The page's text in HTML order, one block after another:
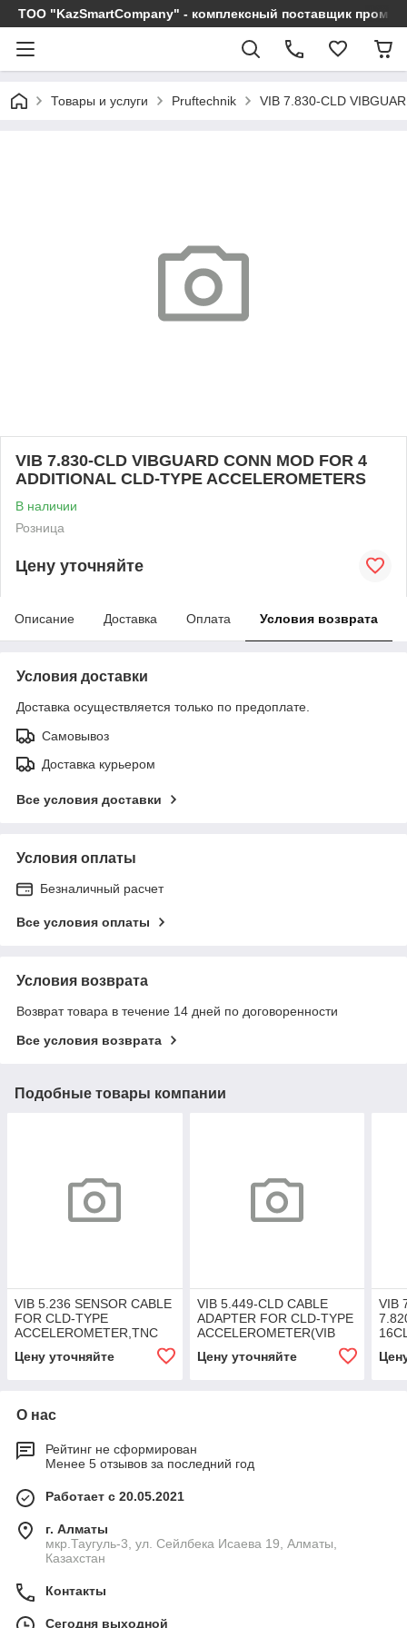
ТОО "KazSmartCompany" - комплексный поставщик
Товары и услуги Pruftechnik VIB 7.830-CLD
VIB 7.830-CLD VIBGUARD CONN MOD FOR 4
ADDITIONAL CLD-TYPE ACCELEROMETERS
В наличии
Розница
Цену уточняйте
Описание Доставка Оплата Условия возврата
Условия доставки
Доставка осуществляется только по предоплате.
Самовывоз
Доставка курьером
Все условия доставки
Условия оплаты
Безналичный расчет
Все условия оплаты
Условия возврата
Возврат товара в течение 14 дней по договоренности
Все условия возврата
Подобные товары компании
VIB 5.236 SENSOR CABLE
FOR CLD-TYPE
ACCELEROMETER,TNC
Цену уточняйте
VIB 5.449-CLD CABLE
ADAPTER FOR CLD-TYPE
ACCELEROMETER(VIB
Цену уточняйте
VIB
О нас
Рейтинг не сформирован
Менее 5 отзывов за последний год
Работает с 20.05.2021
г. Алматы
мкр.Таугуль-3, ул. Сейлбека Исаева 19, Алматы,
Казахстан
Контакты
Сегодня выходной